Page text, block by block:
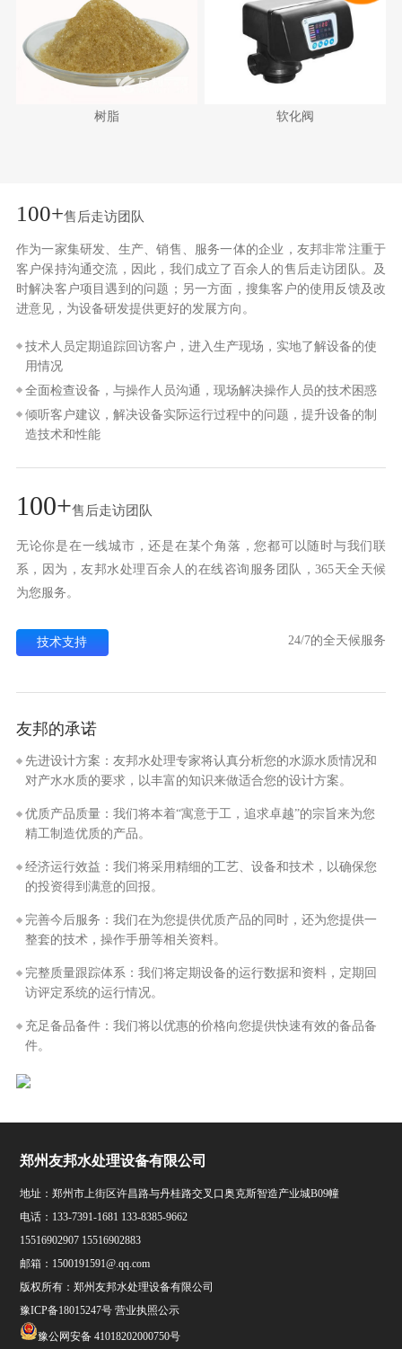
树脂 软化阀
100+售后走访团队
作为一家集研发、生产、销售、服务一体的企业，友邦非常注重于
客户保持沟通交流，因此，我们成立了百余人的售后走访团队。及
时解决客户项目遇到的问题；另一方面，搜集客户的使用反馈及改
进意见，为设备研发提供更好的发展方向。
技术人员定期追踪回访客户，进入生产现场，实地了解设备的使
用情况
全面检查设备，与操作人员沟通，现场解决操作人员的技术困惑
倾听客户建议，解决设备实际运行过程中的问题，提升设备的制
造技术和性能
100+售后走访团队
无论你是在一线城市，还是在某个角落，您都可以随时与我们联
系，因为，友邦水处理百余人的在线咨询服务团队，365天全天候
为您服务。
技术支持 24/7的全天候服务
友邦的承诺
先进设计方案：友邦水处理专家将认真分析您的水源水质情况和
对产水水质的要求，以丰富的知识来做适合您的设计方案。
优质产品质量：我们将本着“寓意于工，追求卓越”的宗旨来为您
精工制造优质的产品。
经济运行效益：我们将采用精细的工艺、设备和技术，以确保您
的投资得到满意的回报。
完善今后服务：我们在为您提供优质产品的同时，还为您提供一
整套的技术，操作手册等相关资料。
完整质量跟踪体系：我们将定期设备的运行数据和资料，定期回
访评定系统的运行情况。
充足备品备件：我们将以优惠的价格向您提供快速有效的备品备
件。
郑州友邦水处理设备有限公司
地址：郑州市上街区许昌路与丹桂路交叉口奥克斯智造产业城B09幢
电话：133-7391-1681 133-8385-9662
15516902907 15516902883
邮箱：1500191591@.qq.com
版权所有：郑州友邦水处理设备有限公司
豫ICP备18015247号 营业执照公示
豫公网安备 41018202000750号